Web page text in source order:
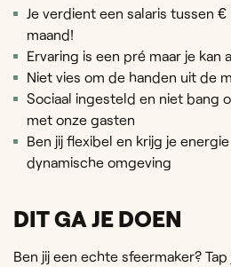
Je verdient een salaris tussen
maand!
Ervaring is een pré maar je kan
Niet vies om de handen uit de
Sociaal ingesteld en niet bang
met onze gasten
Ben jij flexibel en krijg je
dynamische omgeving
DIT GA JE DOEN
Ben jij een echte sfeermaker?